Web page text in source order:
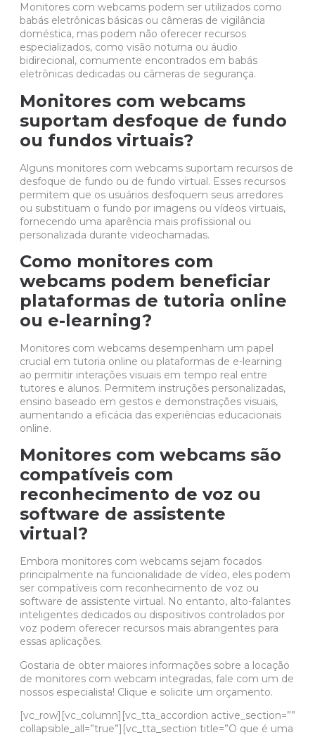
Monitores com webcams podem ser utilizados como
babás eletrônicas básicas ou câmeras de vigilância
doméstica, mas podem não oferecer recursos
especializados, como visão noturna ou áudio
bidirecional, comumente encontrados em babás
eletrônicas dedicadas ou câmeras de segurança.
Monitores com webcams
suportam desfoque de fundo
ou fundos virtuais?
Alguns monitores com webcams suportam recursos de
desfoque de fundo ou de fundo virtual. Esses recursos
permitem que os usuários desfoquem seus arredores
ou substituam o fundo por imagens ou vídeos virtuais,
fornecendo uma aparência mais profissional ou
personalizada durante videochamadas.
Como monitores com
webcams podem beneficiar
plataformas de tutoria online
ou e-learning?
Monitores com webcams desempenham um papel
crucial em tutoria online ou plataformas de e-learning
ao permitir interações visuais em tempo real entre
tutores e alunos. Permitem instruções personalizadas,
ensino baseado em gestos e demonstrações visuais,
aumentando a eficácia das experiências educacionais
online.
Monitores com webcams são
compatíveis com
reconhecimento de voz ou
software de assistente
virtual?
Embora monitores com webcams sejam focados
principalmente na funcionalidade de vídeo, eles podem
ser compatíveis com reconhecimento de voz ou
software de assistente virtual. No entanto, alto-falantes
inteligentes dedicados ou dispositivos controlados por
voz podem oferecer recursos mais abrangentes para
essas aplicações.
Gostaria de obter maiores informações sobre a locação
de monitores com webcam integradas, fale com um de
nossos especialista! Clique e solicite um orçamento.
[vc_row][vc_column][vc_tta_accordion active_section=””
collapsible_all=”true”][vc_tta_section title=”O que é uma